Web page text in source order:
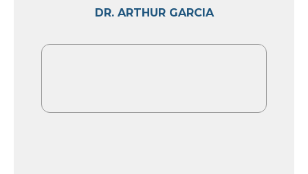
DR. ARTHUR GARCIA